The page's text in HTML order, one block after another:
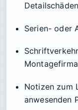
Detailschäden
Serien- oder
Montagefirma
Notizen zum
anwesenden